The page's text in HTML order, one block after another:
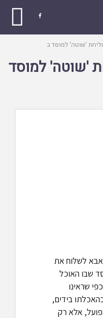

'שוטה' למוסד ב
'שוטה' למוסד
לשלוח את
שבו האוכל
שראינו
בידים,
אלא רק